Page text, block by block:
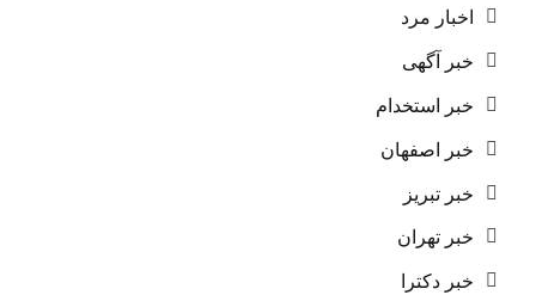
اخبار مرد
خبر آگهی
خبر استخدام
خبر اصفهان
خبر تبریز
خبر تهران
خبر دکترا